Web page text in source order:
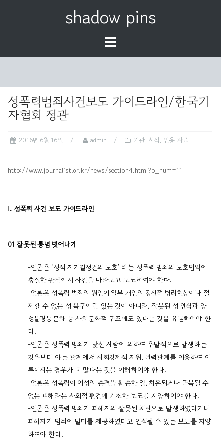
t
shadow pins
성폭력범죄사건보도 가이드라인/한국기
자협회 정관
2016년 6월 16일 admin 기관, 서식, 인용 자료
http://www.journalist.or.kr/news/section4.html?p_num=11
Ⅰ. 성폭력 사건 보도 가이드라인
01 잘못된 통념 벗어나기
-언론은 ‘성적 자기결정권의 보호’ 라는 성폭력 범죄의 보호법익에
충실한 관점에서 사건을 바라보고 보도하여야 한다.
-언론은 성폭력 범죄의 원인이 일부 개인의 정신적 병리현상이나 절
제할 수 없는 성 욕구에만 있는 것이 아니라, 잘못된 성 인식과 양
성불평등문화 등 사회문화적 구조에도 있다는 것을 유념하여야 한
다.
-언론은 성폭력 범죄가 낯선 사람에 의하여 우발적으로 발생하는
경우보다 아는 관계에서 사회경제적 지위, 권력관계를 이용하여 이
루어지는 경우가 더 많다는 것을 이해하여야 한다.
-언론은 성폭력이 여성의 순결을 훼손한 일, 치유되거나 극복될 수
없는 피해라는 사회적 편견에 기초한 보도를 지양하여야 한다.
-언론은 성폭력 범죄가 피해자의 잘못된 처신으로 발생하였다거나
피해자가 범죄에 빌미를 제공하였다고 인식될 수 있는 보도를 지양
하여야 한다.